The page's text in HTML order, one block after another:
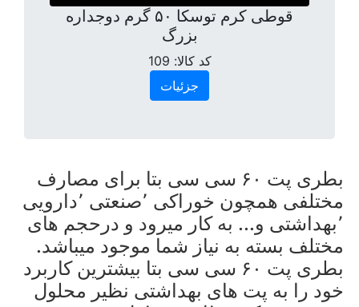
قوطی کرم توسکا ۵۰ گرم دوجداره
بزرگ
کد کالا: 109
جزئیات
بطری پت ۶۰ سی سی بتا برای مصارف
مختلفی همچون خوراکی ٬صنعتی ٬دارویی
٬بهداشتی و... به کار میرود و درحجم های
مختلف بسته به نیاز شما موجود میباشد.
بطری پت ۶۰ سی سی بتا بیشترین کاربرد
خود را به پت های بهداشتی نظیر محلول